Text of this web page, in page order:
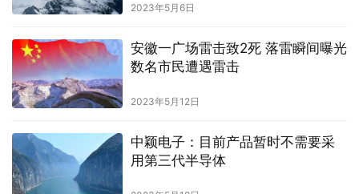
2023年5月6日
安徽一广场雷击致2死 落雷瞬间曝光
数名市民遭遇雷击
2023年5月12日
中颖电子：目前产品暂时不需要采
用第三代半导体